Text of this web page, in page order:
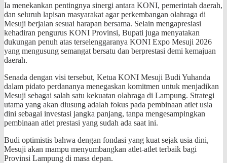
Ia menekankan pentingnya sinergi antara KONI, pemerintah daerah,
dan seluruh lapisan masyarakat agar perkembangan olahraga di
Mesuji berjalan sesuai harapan bersama. Selain mengapresiasi
kehadiran pengurus KONI Provinsi, Bupati juga menyatakan
dukungan penuh atas terselenggaranya KONI Expo Mesuji 2026
yang mengusung semangat bersatu dan berprestasi demi kemajuan
daerah.
​Senada dengan visi tersebut, Ketua KONI Mesuji Budi Yuhanda
dalam pidato perdananya menegaskan komitmen untuk menjadikan
Mesuji sebagai salah satu kekuatan olahraga di Lampung. Strategi
utama yang akan diusung adalah fokus pada pembinaan atlet usia
dini sebagai investasi jangka panjang, tanpa mengesampingkan
pembinaan atlet prestasi yang sudah ada saat ini.
Budi optimistis bahwa dengan fondasi yang kuat sejak usia dini,
Mesuji akan mampu menyumbangkan atlet-atlet terbaik bagi
Provinsi Lampung di masa depan.